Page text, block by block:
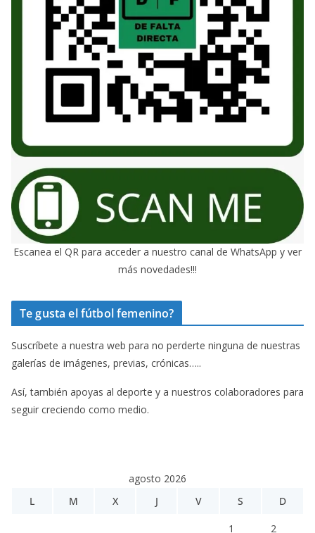
Escanea el QR para acceder a nuestro canal de WhatsApp y ver
más novedades!!!
Te gusta el fútbol femenino?
Suscríbete a nuestra web para no perderte ninguna de nuestras
galerías de imágenes, previas, crónicas…..
Así, también apoyas al deporte y a nuestros colaboradores para
seguir creciendo como medio.
agosto 2026
L
M X J V S D
1 2